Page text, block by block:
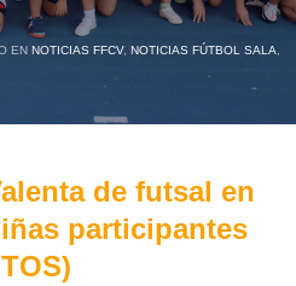
EN NOTICIAS FFCV, NOTICIAS FÚTBOL SALA
de futsal en
participantes